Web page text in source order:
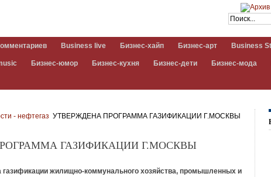
Business live Бизнес-хайп Бизнес-арт Business
Бизнес-юмор Бизнес-кухня Бизнес-дети Бизнес-мода
- нефтегаз УТВЕРЖДЕНА ПРОГРАММА ГАЗИФИКАЦИИ Г.МОСКВЫ
ГАЗИФИКАЦИИ Г.МОСКВЫ
газификации жилищно-коммунального хозяйства, промышленных и